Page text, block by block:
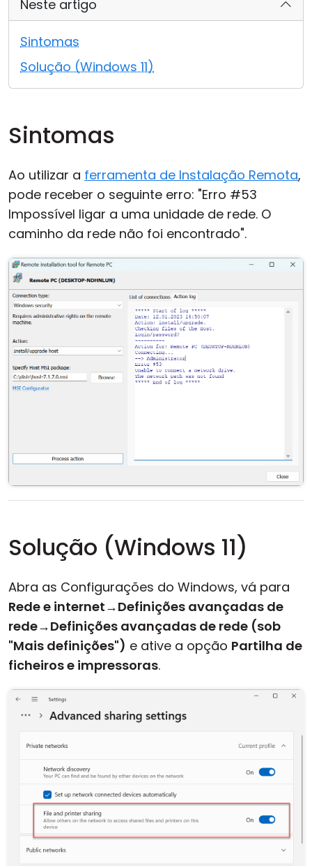
Neste artigo
Sintomas
Solução (Windows 11)
Sintomas
Ao utilizar a ferramenta de Instalação Remota,
pode receber o seguinte erro: "Erro #53
Impossível ligar a uma unidade de rede. O
caminho da rede não foi encontrado".
Solução (Windows 11)
Abra as Configurações do Windows, vá para
Rede e internet→Definições avançadas de
rede→Definições avançadas de rede (sob
"Mais definições") e ative a opção Partilha de
ficheiros e impressoras.
Nuvem & Local